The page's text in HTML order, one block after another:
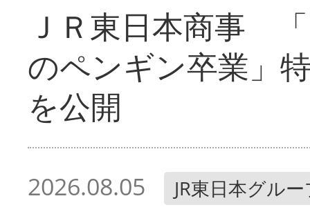
ＪＲ東日本商事
のペンギン卒業」
を公開
2026.08.05 JR東日本グル